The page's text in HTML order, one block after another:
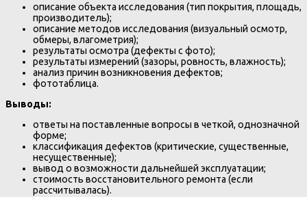
описание объекта исследования (тип покрытия, площадь,
производитель);
описание методов исследования (визуальный осмотр,
обмеры, влагометрия);
результаты осмотра (дефекты с фото);
результаты измерений (зазоры, ровность, влажность);
анализ причин возникновения дефектов;
фототаблица.
Выводы:
ответы на поставленные вопросы в четкой, однозначной
форме;
классификация дефектов (критические, существенные,
несущественные);
вывод о возможности дальнейшей эксплуатации;
стоимость восстановительного ремонта (если
рассчитывалась).